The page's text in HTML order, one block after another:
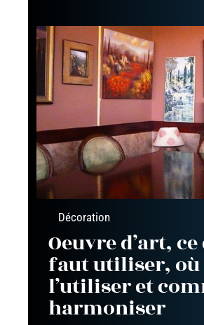
Décoration
Oeuvre d’art, ce
faut utiliser, où
l’utiliser et
harmoniser